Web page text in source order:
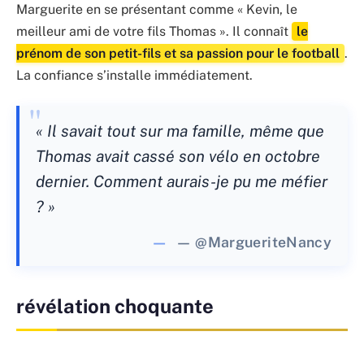
Marguerite en se présentant comme « Kevin, le
meilleur ami de votre fils Thomas ». Il connaît le
prénom de son petit-fils et sa passion pour le football .
La confiance s’installe immédiatement.
« Il savait tout sur ma famille, même que
Thomas avait cassé son vélo en octobre
dernier. Comment aurais-je pu me méfier
? »
— @MargueriteNancy
révélation choquante